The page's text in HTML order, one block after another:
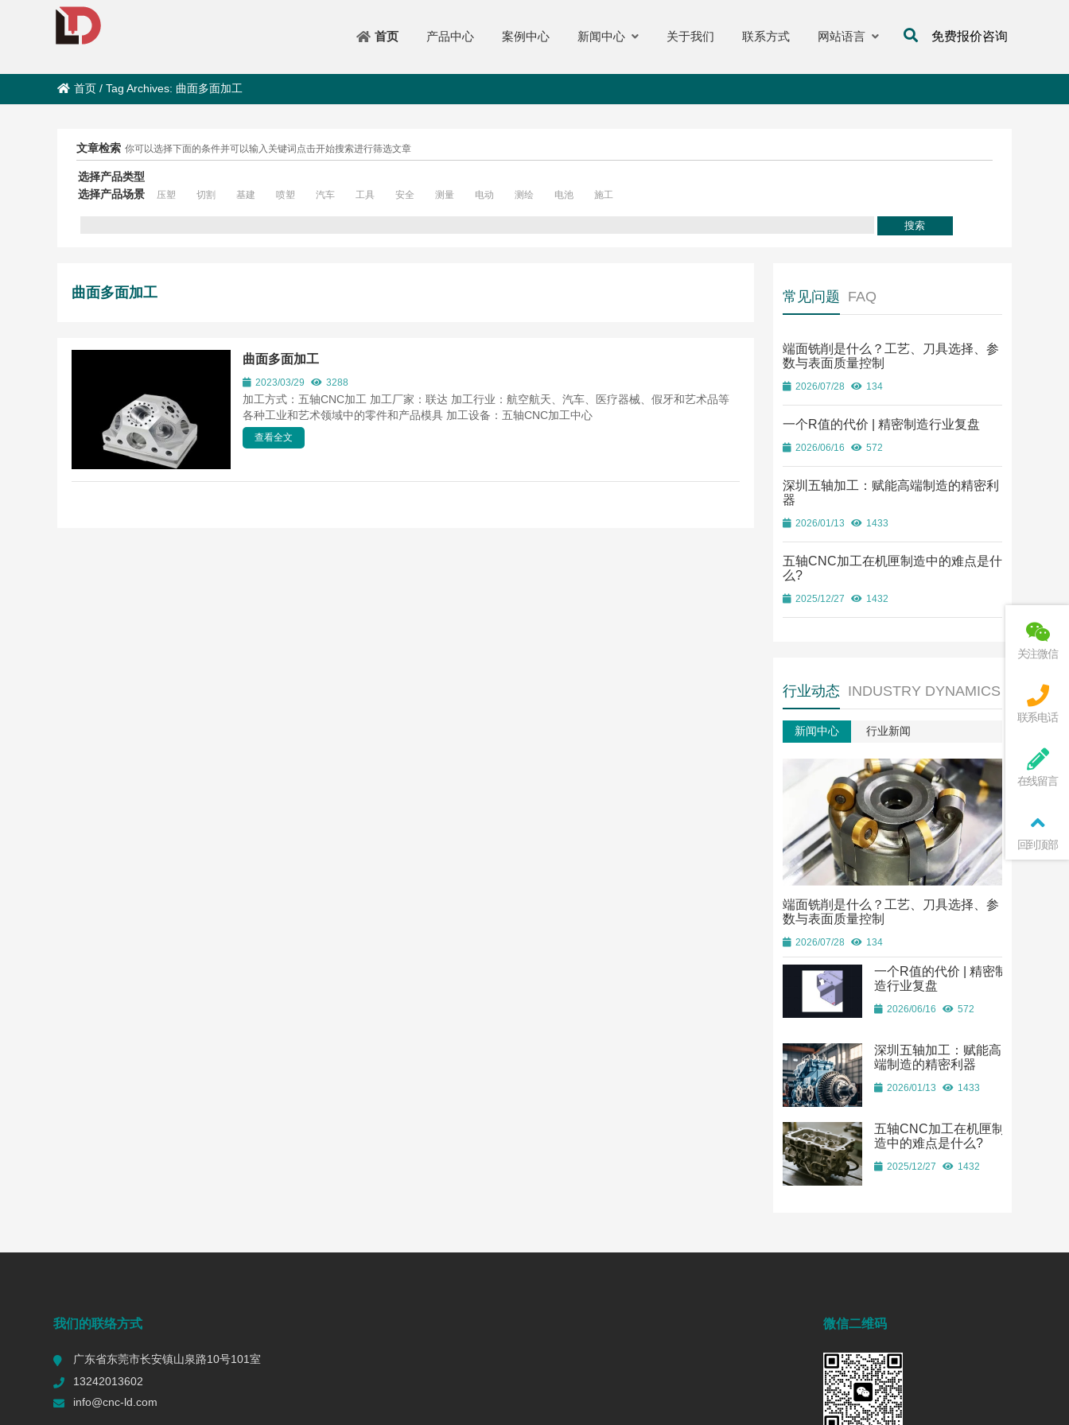
首页 产品中心 案例中心 新闻中心 关于我们 联系方式 网站语言 免费报价咨询
首页 / Tag Archives: 曲面多面加工
文章检索 你可以选择下面的条件并可以输入关键词点击开始搜索进行筛选文章
选择产品类型
选择产品场景
压塑 切割 基建 喷塑 汽车 工具 安全 测量 电动 测绘 电池 施工
曲面多面加工
曲面多面加工
2023/03/29 3288
加工方式：五轴CNC加工 加工厂家：联达 加工行业：航空航天、汽车、医疗器械、假牙和艺术品等
各种工业和艺术领域中的零件和产品模具 加工设备：五轴CNC加工中心
查看全文
常见问题 FAQ
端面铣削是什么？工艺、刀具选择、参
数与表面质量控制
2026/07/28 134
一个R值的代价 | 精密制造行业复盘
2026/06/16 572
深圳五轴加工：赋能高端制造的精密利
器
2026/01/13 1433
五轴CNC加工在机匣制造中的难点是什
么?
2025/12/27 1432
行业动态 INDUSTRY DYNAMICS
新闻中心 行业新闻
端面铣削是什么？工艺、刀具选择、参
数与表面质量控制
2026/07/28 134
一个R值的代价 | 精密制
造行业复盘
2026/06/16 572
深圳五轴加工：赋能高
端制造的精密利器
2026/01/13 1433
五轴CNC加工在机匣制
造中的难点是什么?
2025/12/27 1432
我们的联络方式
广东省东莞市长安镇山泉路10号101室
13242013602
info@cnc-ld.com
微信二维码
关注微信
联系电话
在线留言
回到顶部